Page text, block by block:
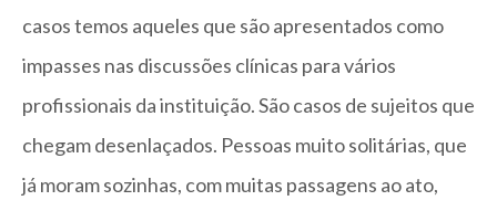
casos temos aqueles que são apresentados como
impasses nas discussões clínicas para vários
profissionais da instituição. São casos de sujeitos que
chegam desenlaçados. Pessoas muito solitárias, que
já moram sozinhas, com muitas passagens ao ato,